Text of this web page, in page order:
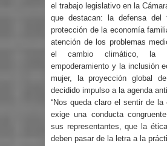
el trabajo legislativo en la
que destacan: la defensa del
protección de la economía
atención de los problemas
el cambio climático, la
empoderamiento y la inclusión
mujer, la proyección global
decidido impulso a la agenda
“Nos queda claro el sentir de la
exige una conducta
sus representantes, que la
deben pasar de la letra a la